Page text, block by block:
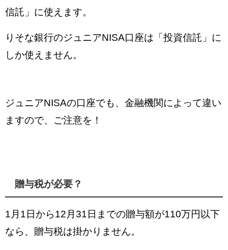
信託」に使えます。
りそな銀行のジュニアNISA口座は「投資信託」に
しか使えません。
ジュニアNISAの口座でも、金融機関によって違い
ますので、ご注意を！
贈与税が必要？
1月1日から12月31日までの贈与額が110万円以下
なら、贈与税は掛かりません。